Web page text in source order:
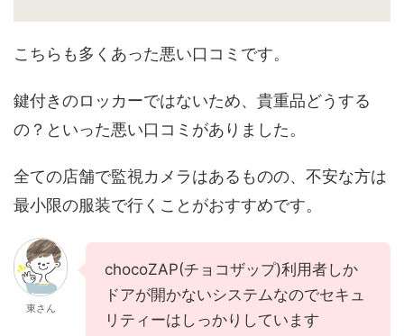
こちらも多くあった悪い口コミです。
鍵付きのロッカーではないため、貴重品どうする
の？といった悪い口コミがありました。
全ての店舗で監視カメラはあるものの、不安な方は
最小限の服装で行くことがおすすめです。
東さん
chocoZAP(チョコザップ)利用者しか
ドアが開かないシステムなのでセキュ
リティーはしっかりしています